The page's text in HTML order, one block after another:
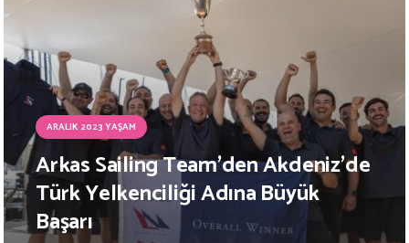
ARALIK 2023 YAŞAM
Arkas Sailing Team’den Akdeniz’de
Türk Yelkenciliği Adına Büyük
Başarı